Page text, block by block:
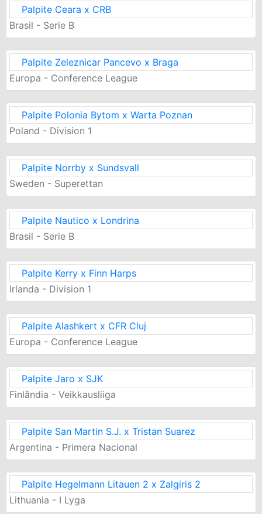
Palpite Ceara x CRB
Brasil - Serie B
Palpite Zeleznicar Pancevo x Braga
Europa - Conference League
Palpite Polonia Bytom x Warta Poznan
Poland - Division 1
Palpite Norrby x Sundsvall
Sweden - Superettan
Palpite Nautico x Londrina
Brasil - Serie B
Palpite Kerry x Finn Harps
Irlanda - Division 1
Palpite Alashkert x CFR Cluj
Europa - Conference League
Palpite Jaro x SJK
Finlândia - Veikkausliiga
Palpite San Martin S.J. x Tristan Suarez
Argentina - Primera Nacional
Palpite Hegelmann Litauen 2 x Zalgiris 2
Lithuania - I Lyga